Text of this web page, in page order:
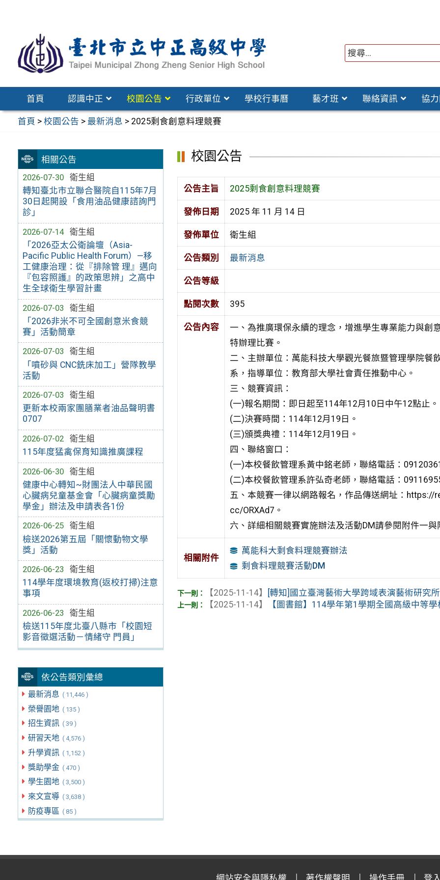
區
首頁 認識中正 校園公告 行政單位 學校行事曆 藝才班 聯絡資訊 協
首頁 >校園公告 > 最新消息 > 2025剩食創意料理競賽
相關公告
2026-07-30
衛生組
轉知臺北市立聯合醫院自115年7月
30日起開設「食用油品健康諮詢門
診」
2026-07-14
衛生組
「2026亞太公衛論壇（Asia-
Pacific Public Health Forum）—移
工健康治理：從『排除管 理』邁向
『包容照護』的政策思辨」之高中
生全球衛生學習計畫
2026-07-03
衛生組
「2026非米不可全國創意米食競
賽」活動簡章
2026-07-03
衛生組
「噴砂與 CNC銑床加工」營隊教學
活動
2026-07-03
衛生組
更新本校兩家團膳業者油品聲明書
0707
2026-07-02
衛生組
115年度猛禽保育知識推廣課程
2026-06-30
衛生組
健康中心轉知~財團法人中華民國
心臟病兒童基金會「心臟病童獎勵
學金」辦法及申請表各1份
2026-06-25
衛生組
檢送2026第五屆「關懷動物文學
獎」活動
2026-06-23
衛生組
114學年度環境教育(返校打掃)注意
事項
2026-06-23
衛生組
檢送115年度北臺八縣市「校園短
影音徵選活動－情緒守 門員」
依公告類別彙總
最新消息 ( 11,446 )
榮譽園地 ( 135 )
招生資訊 ( 39 )
研習天地 ( 4,576 )
升學資訊 ( 1,152 )
獎助學金 ( 470 )
學生園地 ( 3,500 )
來文宣導 ( 3,638 )
防疫專區 ( 85 )
校園公告
公告主旨 2025剩食創意料理競賽
發佈日期 2025 年 11 月 14 日
發佈單位 衛生組
公告類別 最新消息
公告等級
點閱次數 395
公告內容
一、為推廣環保永續的理念，增進學生專業能力與創
特辦理比賽。
二、主辦單位：萬能科技大學觀光餐旅暨管理學院餐
系，指導單位：教育部大學社會責任推動中心。
三、競賽資訊：
(一)報名期間：即日起至114年12月10日中午12點止。
(二)決賽時間：114年12月19日。
(三)頒獎典禮：114年12月19日。
四、聯絡窗口：
(一)本校餐飲管理系黃中銘老師，聯絡電話：
(二)本校餐飲管理系許弘奇老師，聯絡電話：
五、本競賽一律以網路報名，作品傳送網址：https://
cc/ORXAd7。
六、詳細相關競賽實施辦法及活動DM請參閱附件一與
相關附件
萬能科大剩食料理競賽辦法
剩食料理競賽活動DM
【2025-11-14】
[轉知]國立臺灣藝術大學跨域表演藝術研究
【2025-11-14】
【圖書館】114學年第1學期全國高級中等